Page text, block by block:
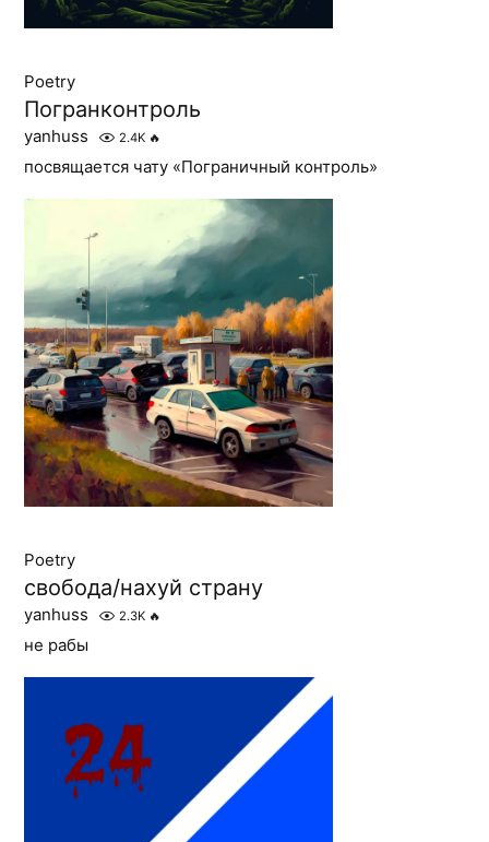
Poetry
Погранконтроль
yanhuss 2.4K 🔥
посвящается чату «Пограничный контроль»
Poetry
свобода/нахуй страну
yanhuss 2.3K 🔥
не рабы